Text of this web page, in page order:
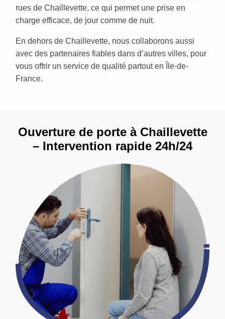
rues de Chaillevette, ce qui permet une prise en
charge efficace, de jour comme de nuit.
En dehors de Chaillevette, nous collaborons aussi
avec des partenaires fiables dans d’autres villes, pour
vous offrir un service de qualité partout en Île-de-
France.
Ouverture de porte à Chaillevette
– Intervention rapide 24h/24